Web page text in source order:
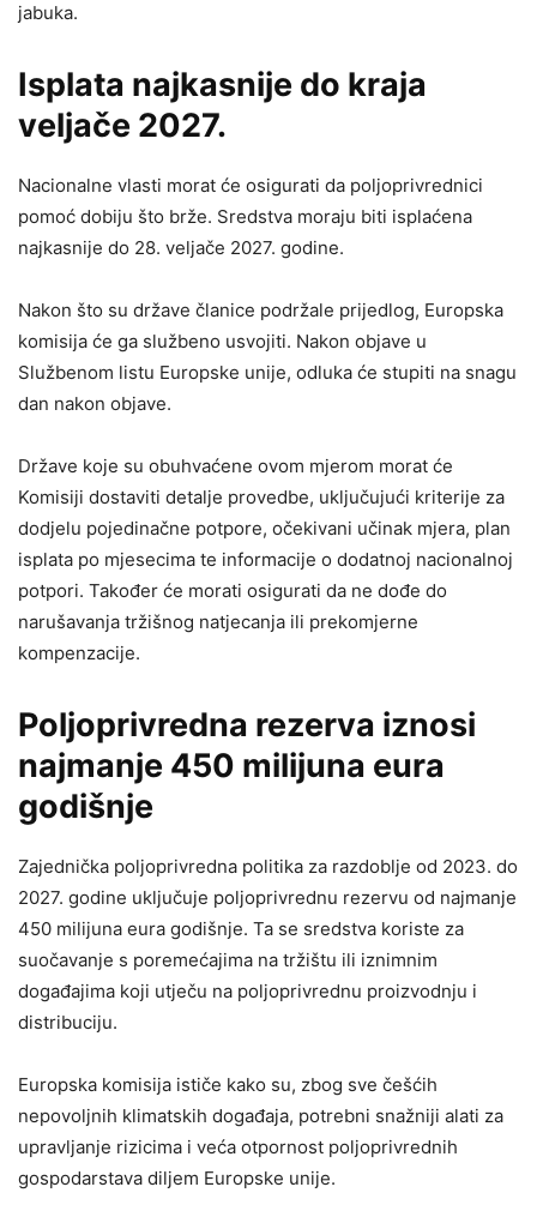
jabuka.
Isplata najkasnije do kraja
veljače 2027.
Nacionalne vlasti morat će osigurati da poljoprivrednici
pomoć dobiju što brže. Sredstva moraju biti isplaćena
najkasnije do 28. veljače 2027. godine.
Nakon što su države članice podržale prijedlog, Europska
komisija će ga službeno usvojiti. Nakon objave u
Službenom listu Europske unije, odluka će stupiti na snagu
dan nakon objave.
Države koje su obuhvaćene ovom mjerom morat će
Komisiji dostaviti detalje provedbe, uključujući kriterije za
dodjelu pojedinačne potpore, očekivani učinak mjera, plan
isplata po mjesecima te informacije o dodatnoj nacionalnoj
potpori. Također će morati osigurati da ne dođe do
narušavanja tržišnog natjecanja ili prekomjerne
kompenzacije.
Poljoprivredna rezerva iznosi
najmanje 450 milijuna eura
godišnje
Zajednička poljoprivredna politika za razdoblje od 2023. do
2027. godine uključuje poljoprivrednu rezervu od najmanje
450 milijuna eura godišnje. Ta se sredstva koriste za
suočavanje s poremećajima na tržištu ili iznimnim
događajima koji utječu na poljoprivrednu proizvodnju i
distribuciju.
Europska komisija ističe kako su, zbog sve češćih
nepovoljnih klimatskih događaja, potrebni snažniji alati za
upravljanje rizicima i veća otpornost poljoprivrednih
gospodarstava diljem Europske unije.